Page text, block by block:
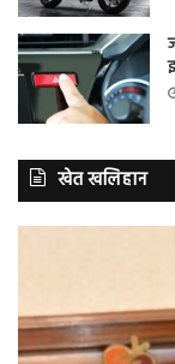
खेत खलिहान